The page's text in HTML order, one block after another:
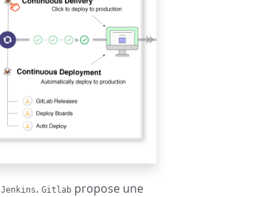
Jenkins. Gitlab propose une